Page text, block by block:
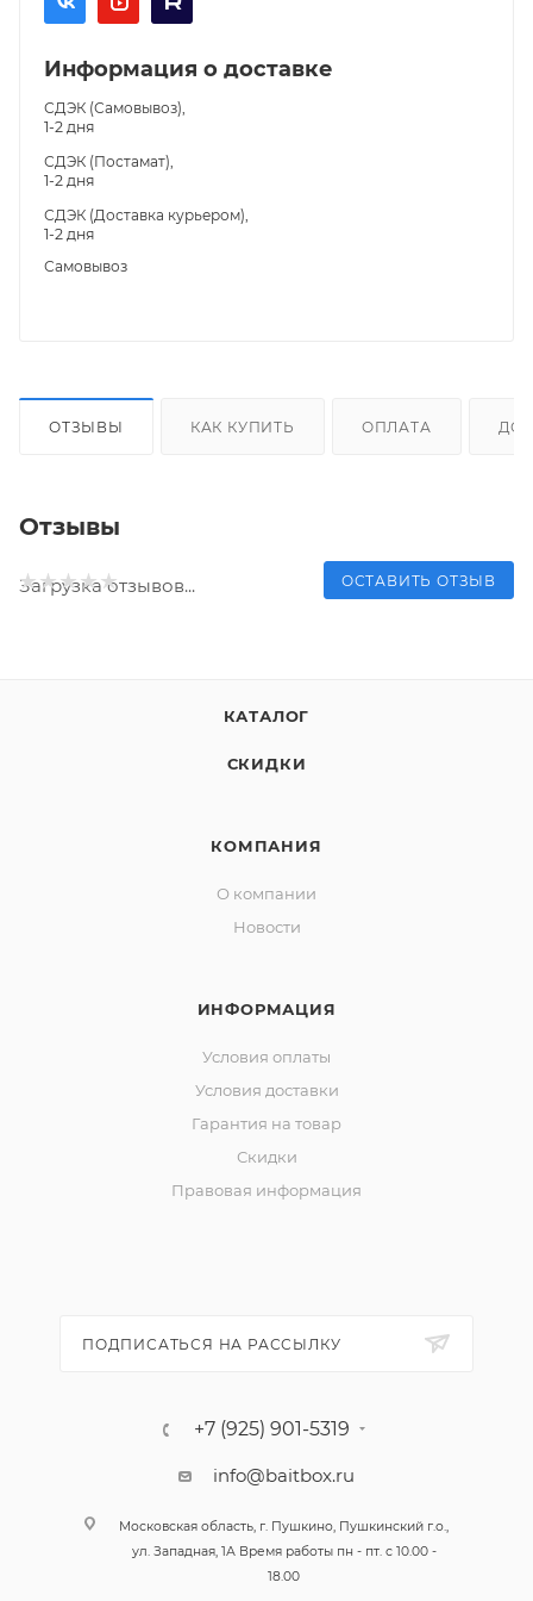
Информация о доставке
СДЭК (Самовывоз),
1-2 дня
СДЭК (Постамат),
1-2 дня
СДЭК (Доставка курьером),
1-2 дня
Самовывоз
ОТЗЫВЫ КАК КУПИТЬ ОПЛАТА
Отзывы
ОСТАВИТЬ ОТЗЫВ
Загрузка отзывов...
КАТАЛОГ
СКИДКИ
КОМПАНИЯ
О компании
Новости
ИНФОРМАЦИЯ
Условия оплаты
Условия доставки
Гарантия на товар
Скидки
Правовая информация
ПОДПИСАТЬСЯ НА РАССЫЛКУ
+7 (925) 901-5319
info@baitbox.ru
Московская область, г. Пушкино, Пушкинский г.о.,
ул. Западная, 1А Время работы пн - пт. с 10.00 -
18.00